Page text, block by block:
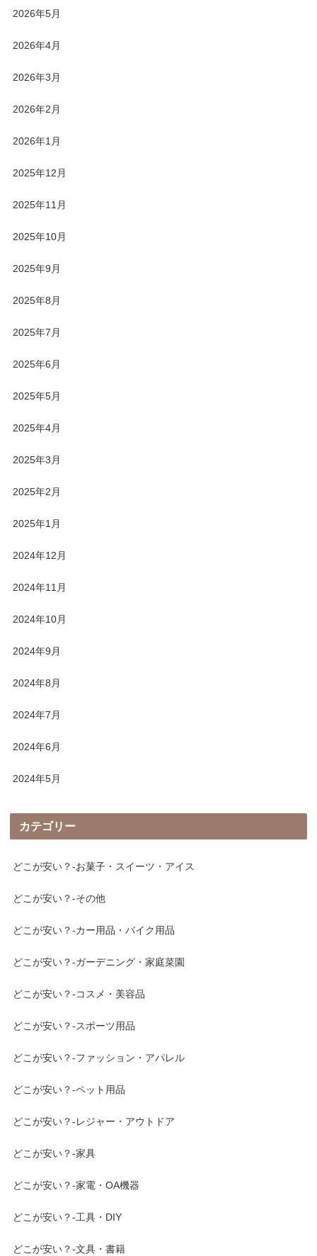
2026年5月
2026年4月
2026年3月
2026年2月
2026年1月
2025年12月
2025年11月
2025年10月
2025年9月
2025年8月
2025年7月
2025年6月
2025年5月
2025年4月
2025年3月
2025年2月
2025年1月
2024年12月
2024年11月
2024年10月
2024年9月
2024年8月
2024年7月
2024年6月
2024年5月
カテゴリー
どこが安い？-お菓子・スイーツ・アイス
どこが安い？-その他
どこが安い？-カー用品・バイク用品
どこが安い？-ガーデニング・家庭菜園
どこが安い？-コスメ・美容品
どこが安い？-スポーツ用品
どこが安い？-ファッション・アパレル
どこが安い？-ペット用品
どこが安い？-レジャー・アウトドア
どこが安い？-家具
どこが安い？-家電・OA機器
どこが安い？-工具・DIY
どこが安い？-文具・書籍